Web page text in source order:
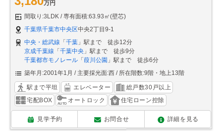
万円
間取り:3LDK
専有面積:63.93㎡(壁芯)
千葉県千葉市中央区中央2丁目9-1
中央・総武線 「千葉 」駅まで 徒歩12分
京成千葉線 「千葉中央 」駅まで 徒歩9分
千葉都市モノレール 「葭川公園 」駅まで 徒歩6分
築年月:2001年1月
主要採光面:西 所在階数:9階・地上13階
駅まで平坦 エレベーター
総戸数30戸以上
宅配BOX
オートロック 住宅ローン控除
見学予約 お問合せ 詳細を見る